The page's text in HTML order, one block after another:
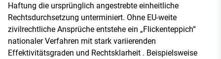
Haftung die ursprünglich angestrebte einheitliche
Rechtsdurchsetzung unterminiert. Ohne EU-weite
zivilrechtliche Ansprüche entstehe ein „Flickenteppich“
nationaler Verfahren mit stark variierenden
Effektivitätsgraden und Rechtsklarheit . Beispielsweise